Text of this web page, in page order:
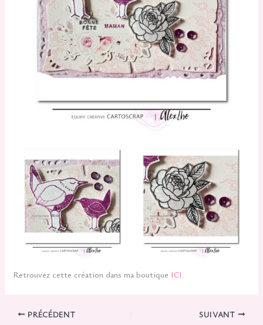
Retrouvez cette création dans ma boutique ICI.
PRÉCÉDENT SUIVANT